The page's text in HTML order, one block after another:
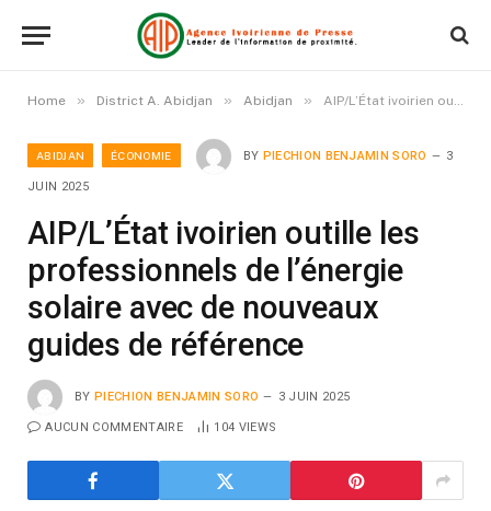
Home » District A. Abidjan » Abidjan » AIP/L’État ivoirien outille les professionnels de l’énergie solaire avec de nouveaux guides de référence
ABIDJAN ÉCONOMIE BY PIECHION BENJAMIN SORO 3
JUIN 2025
AIP/L’État ivoirien outille les
professionnels de l’énergie
solaire avec de nouveaux
guides de référence
BY PIECHION BENJAMIN SORO 3 JUIN 2025
AUCUN COMMENTAIRE 104 VIEWS